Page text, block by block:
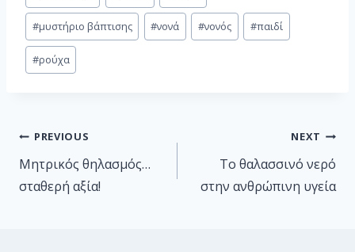
#μυστήριο βάπτισης #νονά #νονός #παιδί
#ρούχα
PREVIOUS
Μητρικός θηλασμός…
σταθερή αξία!
NEXT
Το θαλασσινό νερό
στην ανθρώπινη υγεία